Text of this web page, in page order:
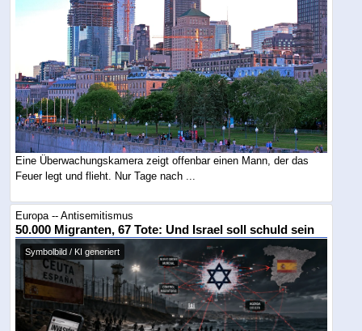
Eine Überwachungskamera zeigt offenbar einen Mann, der das
Feuer legt und flieht. Nur Tage nach ...
Europa -- Antisemitismus
50.000 Migranten, 67 Tote: Und Israel soll schuld sein
Symbolbild / KI generiert